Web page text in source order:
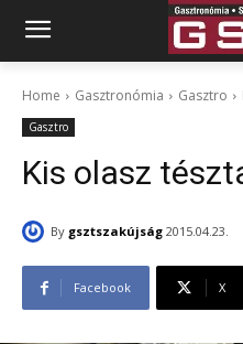
Home Gasztronómia Gasztro
Gasztro
Kis olasz
By gsztszakújság 2015.04.23.
Facebook X